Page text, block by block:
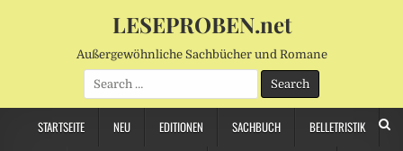
LESEPROBEN.net
Außergewöhnliche Sachbücher und Romane
Search
for:
STARTSEITE NEU EDITIONEN SACHBUCH BELLETRISTIK